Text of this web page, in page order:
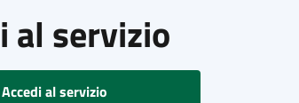
al servizio
Accedi al servizio